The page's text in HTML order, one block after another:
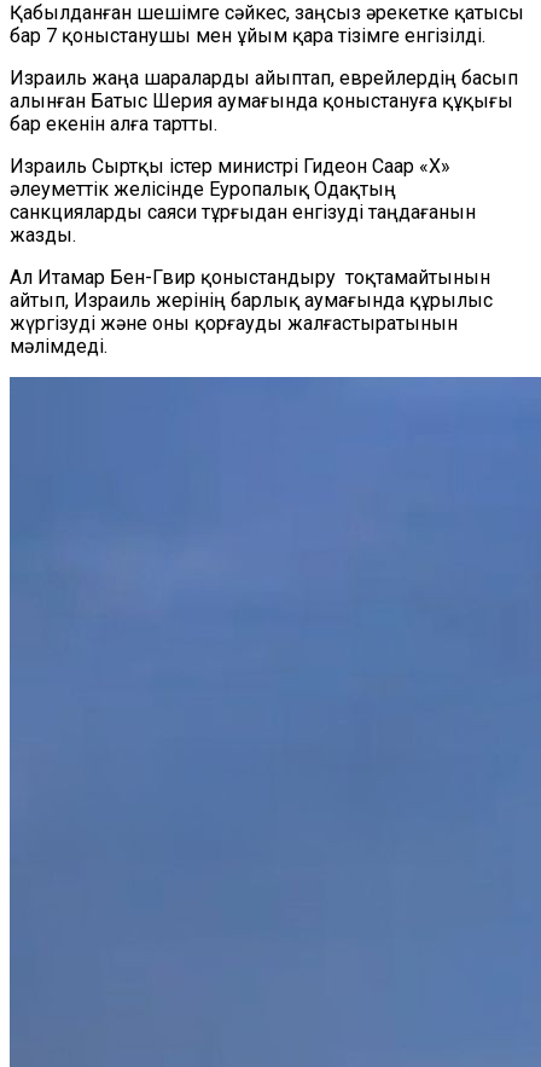
Қабылданған шешімге сәйкес, заңсыз әрекетке қатысы
бар 7 қоныстанушы мен ұйым қара тізімге енгізілді.
Израиль жаңа шараларды айыптап, еврейлердің басып
алынған Батыс Шерия аумағында қоныстануға құқығы
бар екенін алға тартты.
Израиль Сыртқы істер министрі Гидеон Саар «X»
әлеуметтік желісінде Еуропалық Одақтың
санкцияларды саяси тұрғыдан енгізуді таңдағанын
жазды.
Ал Итамар Бен-Гвир қоныстандыру тоқтамайтынын
айтып, Израиль жерінің барлық аумағында құрылыс
жүргізуді және оны қорғауды жалғастыратынын
мәлімдеді.